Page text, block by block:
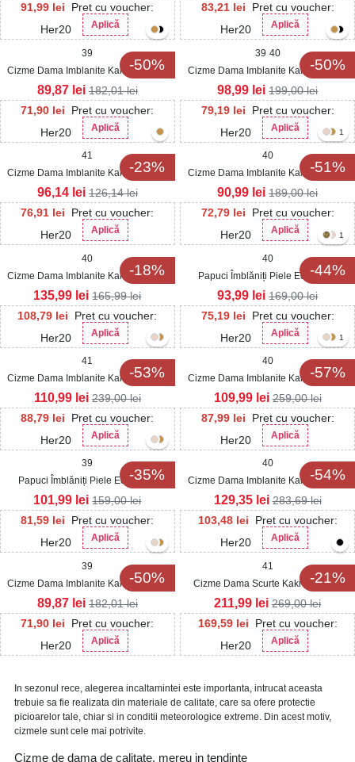
91,99 lei
Pret cu voucher:
Her20
Aplică
83,21 lei
Pret cu voucher:
Her20
Aplică
-50%
39
Cizme Dama Imblanite Kaki din Piele
Ecologica Intoarsa Petra
71,90 lei
Pret cu voucher:
Her20
Aplică
89,87 lei 182,01lei
-50%
39 40
Cizme Dama Imblanite Kaki din Piele
Ecologica Intoarsa Sesuny
79,19 lei
Pret cu voucher:
Her20
Aplică
98,99 lei 199,00lei
-23%
41
Cizme Dama Imblanite Kaki din Piele
Ecologica Intoarsa Kathie
76,91 lei
Pret cu voucher:
Her20
Aplică
96,14 lei 126,14lei
-51%
1
40
Cizme Dama Imblanite Kaki din Piele
Ecologica Intoarsa Arilynn
72,79 lei
Pret cu voucher:
Her20
Aplică
90,99 lei 189,00lei
-18%
40
Cizme Dama Imblanite Kaki din Piele
Ecologica Lacuita Rukia
108,79 lei
Pret cu voucher:
Her20
Aplică
135,99 lei 165,99lei
-44%
1
40
Papuci Îmblăniți Piele Ecologica
Intoarsa Kaki Phayth
75,19 lei
Pret cu voucher:
Her20
Aplică
93,99 lei 169,00lei
-53%
41
Cizme Dama Imblanite Kaki din Piele
Ecologica Intoarsa Denisse
88,79 lei
Pret cu voucher:
Her20
Aplică
110,99 lei 239,00lei
-57%
1
40
Cizme Dama Imblanite Kaki din Piele
Ecologica Intoarsa Cherri
87,99 lei
Pret cu voucher:
Her20
Aplică
109,99 lei 259,00lei
-35%
39
Papuci Îmblăniți Piele Ecologica
Intoarsa Kaki Kayara
81,59 lei
Pret cu voucher:
Her20
Aplică
101,99 lei 159,00lei
-54%
40
Cizme Dama Imblanite Kaki din Piele
Ecologica Intoarsa Haysley
103,48 lei
Pret cu voucher:
Her20
Aplică
129,35 lei 283,69lei
-50%
39
Cizme Dama Imblanite Kaki din Piele
Ecologica Intoarsa Hensley
71,90 lei
Pret cu voucher:
Her20
Aplică
89,87 lei 182,01lei
-21%
41
Cizme Dama Scurte Kaki din Piele
Ecologica Intoarsa Kazely
169,59 lei
Pret cu voucher:
Her20
Aplică
211,99 lei 269,00lei
In sezonul rece, alegerea incaltamintei este importanta, intrucat aceasta
trebuie sa fie realizata din materiale de calitate, care sa ofere protectie
picioarelor tale, chiar si in conditii meteorologice extreme. Din acest motiv,
cizmele sunt cele mai potrivite.
Cizme de dama de calitate, mereu in tendinte